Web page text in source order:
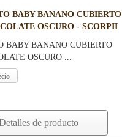
BABY BANANO CUBIERTO
OSCURO - SCORPII
BABY BANANO CUBIERTO
OSCURO ...
de producto